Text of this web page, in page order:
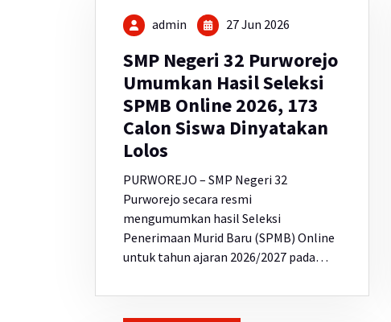
admin 27 Jun 2026
SMP Negeri 32 Purworejo
Umumkan Hasil Seleksi
SPMB Online 2026, 173
Calon Siswa Dinyatakan
Lolos
PURWOREJO – SMP Negeri 32
Purworejo secara resmi
mengumumkan hasil Seleksi
Penerimaan Murid Baru (SPMB) Online
untuk tahun ajaran 2026/2027 pada…